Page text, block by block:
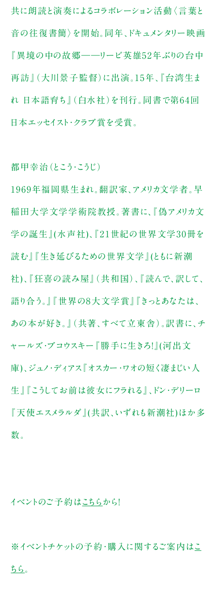
共に朗読と演奏によるコラボレーション活動〈言葉と
音の往復書簡〉を開始。同年、ドキュメンタリー映画
『異境の中の故郷――リービ英雄52年ぶりの台中
再訪』（大川景子監督）に出演。15年、『台湾生ま
れ 日本語育ち』（白水社）を刊行。同書で第64回
日本エッセイスト・クラブ賞を受賞。
都甲幸治（とこう・こうじ）
1969年福岡県生まれ。翻訳家、アメリカ文学者。早
稲田大学文学学術院教授。著書に、『偽アメリカ文
学の誕生』(水声社)、『21世紀の世界文学30冊を
読む』『生き延びるための世界文学』(ともに新潮
社)、『狂喜の読み屋』（共和国）、『読んで、訳して、
語り合う。』『世界の８大文学賞』『きっとあなたは、
あの本が好き。』（共著、すべて立東舎）。訳書に、チ
ャールズ・ブコウスキー『勝手に生きろ!』(河出文
庫)、ジュノ・ディアス『オスカー・ワオの短く凄まじい人
生』『こうしてお前は彼女にフラれる』、ドン・デリーロ
『天使エスメラルダ』(共訳、いずれも新潮社)ほか多
数。
イベントのご予約は こちら から！
※イベントチケットの予約・購入に関するご案内は こ
ちら